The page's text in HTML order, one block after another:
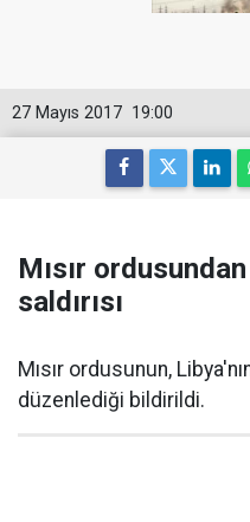
19:00
27 Mayıs 2017
Mısır
saldırısı
Mısır ordusunun,
düzenlediği bildirildi.